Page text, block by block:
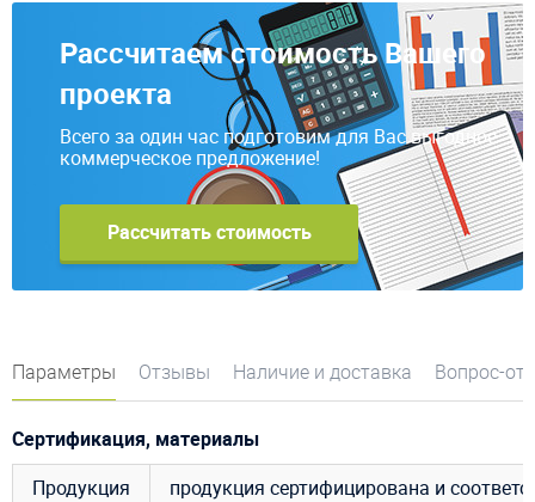
Рассчитаем стоимость Вашего
проекта
Всего за один час подготовим для Вас выгодное
коммерческое предложение!
Рассчитать стоимость
Параметры Отзывы Наличие и доставка Вопрос-
Сертификация, материалы
Продукция
продукция сертифицирована и